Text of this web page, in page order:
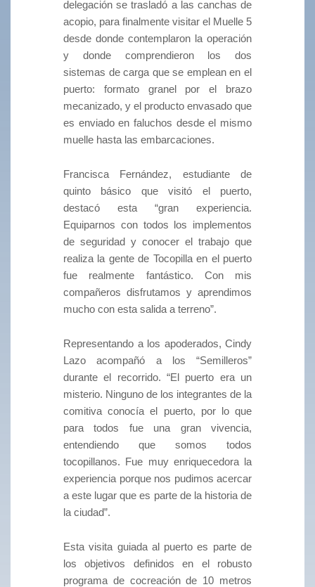
delegación se trasladó a las canchas de
acopio, para finalmente visitar el Muelle 5
desde donde contemplaron la operación
y donde comprendieron los dos
sistemas de carga que se emplean en el
puerto: formato granel por el brazo
mecanizado, y el producto envasado que
es enviado en faluchos desde el mismo
muelle hasta las embarcaciones.
Francisca Fernández, estudiante de
quinto básico que visitó el puerto,
destacó esta “gran experiencia.
Equiparnos con todos los implementos
de seguridad y conocer el trabajo que
realiza la gente de Tocopilla en el puerto
fue realmente fantástico. Con mis
compañeros disfrutamos y aprendimos
mucho con esta salida a terreno”.
Representando a los apoderados, Cindy
Lazo acompañó a los “Semilleros”
durante el recorrido. “El puerto era un
misterio. Ninguno de los integrantes de la
comitiva conocía el puerto, por lo que
para todos fue una gran vivencia,
entendiendo que somos todos
tocopillanos. Fue muy enriquecedora la
experiencia porque nos pudimos acercar
a este lugar que es parte de la historia de
la ciudad”.
Esta visita guiada al puerto es parte de
los objetivos definidos en el robusto
programa de cocreación de 10 metros